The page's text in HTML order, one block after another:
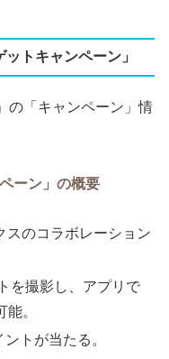
トキャンペーン」
の「キャンペーン」情
ーン」の概要
スのコラボレーション
を撮影し、アプリで
。
トが当たる。